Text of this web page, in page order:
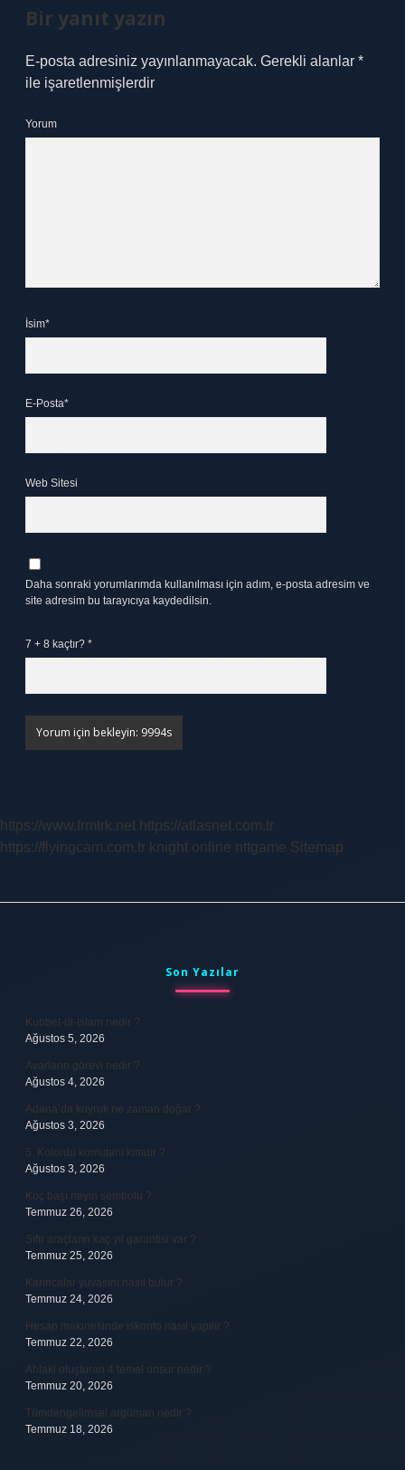
Bir yanıt yazın
E-posta adresiniz yayınlanmayacak. Gerekli alanlar *
ile işaretlenmişlerdir
Yorum
İsim*
E-Posta*
Web Sitesi
Daha sonraki yorumlarımda kullanılması için adım, e-posta adresim ve
site adresim bu tarayıcıya kaydedilsin.
7 + 8 kaçtır? *
https://www.frmtrk.net https://atlasnet.com.tr
https://flyingcam.com.tr knight online nttgame Sitemap
Son Yazılar
Kubbet-ül-İslam nedir ?
Ağustos 5, 2026
Avarların görevi nedir ?
Ağustos 4, 2026
Adana’da kuyruk ne zaman doğar ?
Ağustos 3, 2026
5. Kolordu komutanı kimdir ?
Ağustos 3, 2026
Koç başı neyin sembolü ?
Temmuz 26, 2026
Sıfır araçların kaç yıl garantisi var ?
Temmuz 25, 2026
Karıncalar yuvasını nasıl bulur ?
Temmuz 24, 2026
Hesap makinesinde iskonto nasıl yapılır ?
Temmuz 22, 2026
Ahlaki oluşturan 4 temel unsur nedir ?
Temmuz 20, 2026
Tümdengelimsel argüman nedir ?
Temmuz 18, 2026